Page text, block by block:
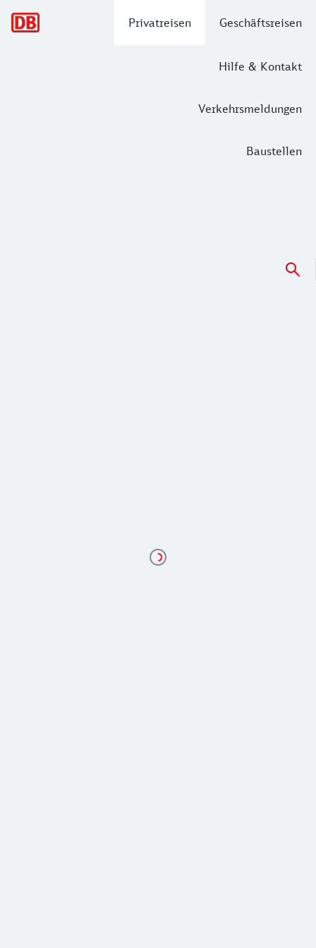
Privatreisen Geschäftsreisen
Hilfe & Kontakt
Verkehrsmeldungen
Baustellen